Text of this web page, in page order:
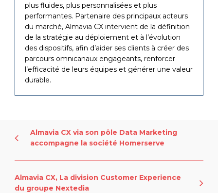
plus fluides, plus personnalisées et plus
performantes. Partenaire des principaux acteurs
du marché, Almavia CX intervient de la définition
de la stratégie au déploiement et à l’évolution
des dispositifs, afin d’aider ses clients à créer des
parcours omnicanaux engageants, renforcer
l’efficacité de leurs équipes et générer une valeur
durable.
Almavia CX via son pôle Data Marketing
accompagne la société Homerserve
Almavia CX, La division Customer Experience
du groupe Nextedia